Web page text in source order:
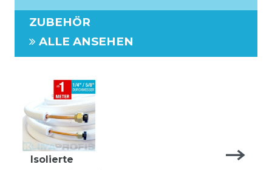
ZUBEHÖR
ALLE ANSEHEN
Isolierte